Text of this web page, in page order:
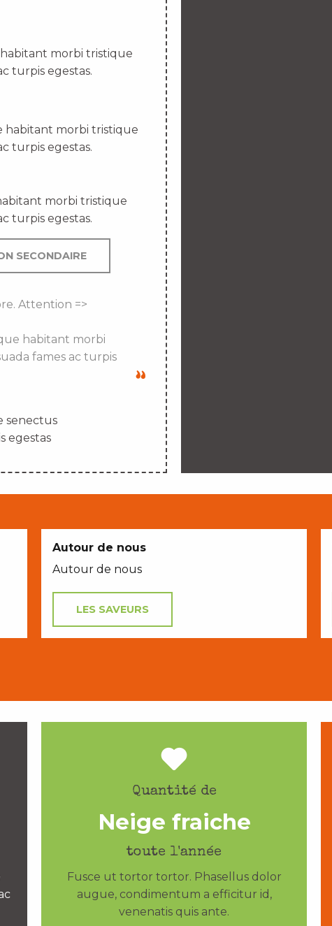
morbi tristique
turpis egestas.
habitant morbi tristique
turpis egestas.
morbi tristique
turpis egestas.
SECONDAIRE
Attention =>
habitant morbi
fames ac turpis
senectus
egestas
Autour de nous
Autour de nous
LES SAVEURS
Quantité de
Neige fraiche
toute l'année
Fusce ut tortor tortor. Phasellus dolor
augue, condimentum a efficitur id,
venenatis quis ante.